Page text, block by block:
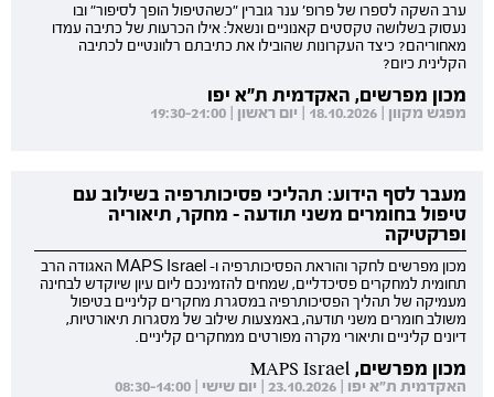
ערב השקה לספרו של פרופ' ענר גוברין "כשהטיפול הופך לסיפור" ובו
נעסוק בשלושה טקסטים קאנוניים ונשאל: אילו הכרעות של כתיבה עמדו
מאחוריהם? כיצד העקרונות שהובילו את כתיבתם רלוונטיים לכתיבה
הקלינית כיום?
מכון מפרשים, האקדמית ת"א יפו
מפגש מקוון | 18.10.2026 | יום ראשון | 19:30-21:00
מעבר לסף הידוע: תהליכי פסיכותרפיה בשילוב עם
טיפול בחומרים משני תודעה - מחקר, תיאוריה
ופרקטיקה
מכון מפרשים לחקר והוראת הפסיכותרפיה ו- MAPS Israel האגודה הרב
תחומית למחקרים פסיכדליים, שמחים להזמינכם ליום עיון שיוקדש לבחינה
מעמיקה של תהליך הפסיכותרפיה במסגרת מחקרים קליניים בטיפול
משולב חומרים משני תודעה, באמצעות שילוב של מסגרות תיאורטיות,
דיונים קליניים ותיאורי מקרה מפורטים ממחקרים קליניים.
מכון מפרשים, MAPS Israel
האקדמית ת"א יפו | 23.10.2026 | יום שישי | 08:30-14:00